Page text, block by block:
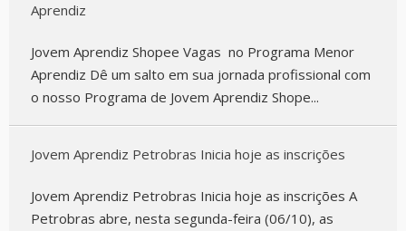
Aprendiz
Jovem Aprendiz Shopee Vagas no Programa Menor
Aprendiz Dê um salto em sua jornada profissional com
o nosso Programa de Jovem Aprendiz Shope...
Jovem Aprendiz Petrobras Inicia hoje as inscrições
Jovem Aprendiz Petrobras Inicia hoje as inscrições A
Petrobras abre, nesta segunda-feira (06/10), as